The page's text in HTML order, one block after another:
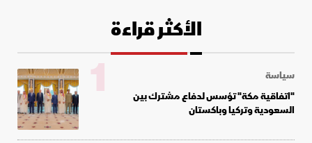
الأكثر قراءة
سياسة
"اتفاقية مكة" تؤسس لدفاع مشترك بين
السعودية وتركيا وباكستان
1